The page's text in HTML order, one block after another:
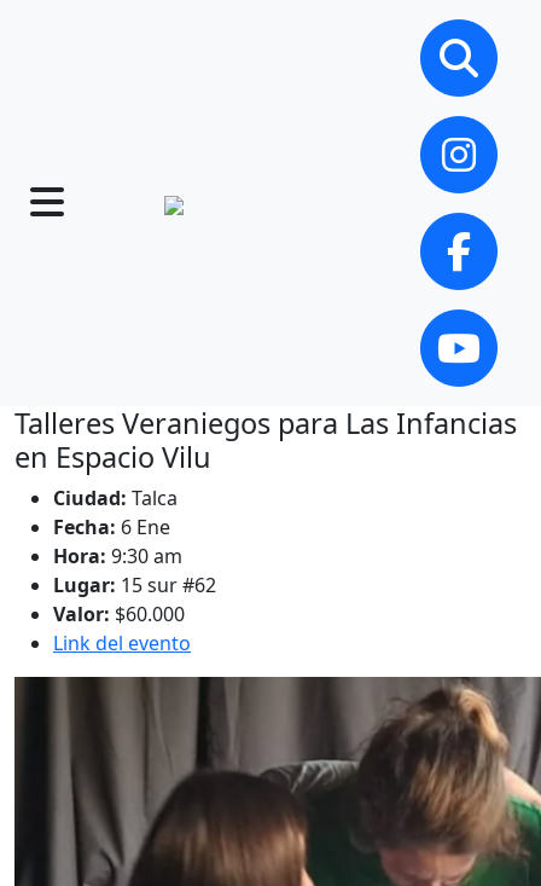
Talleres Veraniegos para Las Infancias
en Espacio Vilu
Ciudad: Talca
Fecha: 6 Ene
Hora: 9:30 am
Lugar: 15 sur #62
Valor: $60.000
Link del evento